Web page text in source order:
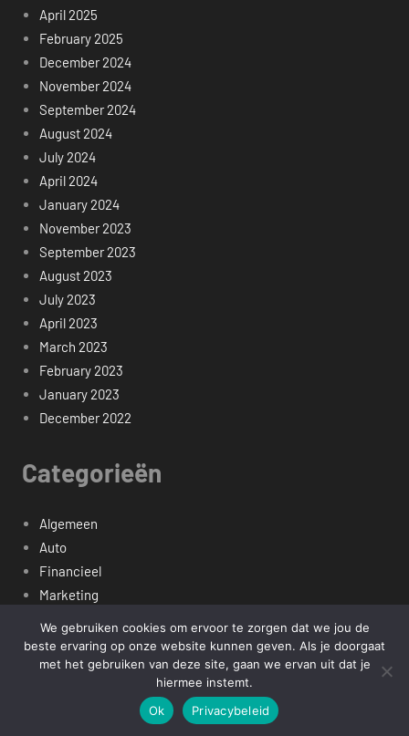
April 2025
February 2025
December 2024
November 2024
September 2024
August 2024
July 2024
April 2024
January 2024
November 2023
September 2023
August 2023
July 2023
April 2023
March 2023
February 2023
January 2023
December 2022
Categorieën
Algemeen
Auto
Financieel
Marketing
Zakelijk
Copyright mediaverse.nl -- Alle Rechten Voorbehouden
WordPress Theme: Harrison by ThemeZee.
We gebruiken cookies om ervoor te zorgen dat we jou de
beste ervaring op onze website kunnen geven. Als je doorgaat
met het gebruiken van deze site, gaan we ervan uit dat je
hiermee instemt.
Ok
Privacybeleid